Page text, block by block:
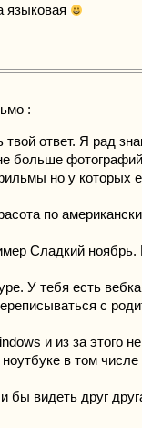
языковая
:
ответ. Я рад
больше
но у которых
по
Сладкий
У тебя есть
с
и из за этого
в том
бы видеть друг